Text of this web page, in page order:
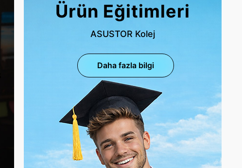
Ürün Eğitimleri
ASUSTOR Kolej
Daha fazla bilgi